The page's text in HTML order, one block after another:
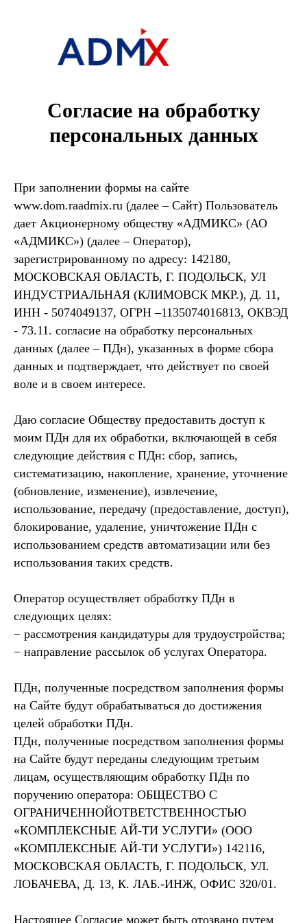
Согласие на обработку
персональных данных
При заполнении формы на сайте
www.dom.raadmix.ru (далее – Сайт) Пользователь
дает Акционерному обществу «АДМИКС» (АО
«АДМИКС») (далее – Оператор),
зарегистрированному по адресу: 142180,
МОСКОВСКАЯ ОБЛАСТЬ, Г. ПОДОЛЬСК, УЛ
ИНДУСТРИАЛЬНАЯ (КЛИМОВСК МКР.), Д. 11,
ИНН - 5074049137, ОГРН –1135074016813, ОКВЭД
- 73.11. согласие на обработку персональных
данных (далее – ПДн), указанных в форме сбора
данных и подтверждает, что действует по своей
воле и в своем интересе.
Даю согласие Обществу предоставить доступ к
моим ПДн для их обработки, включающей в себя
следующие действия с ПДн: сбор, запись,
систематизацию, накопление, хранение, уточнение
(обновление, изменение), извлечение,
использование, передачу (предоставление, доступ),
блокирование, удаление, уничтожение ПДн с
использованием средств автоматизации или без
использования таких средств.
Оператор осуществляет обработку ПДн в
следующих целях:
− рассмотрения кандидатуры для трудоустройства;
− направление рассылок об услугах Оператора.
ПДн, полученные посредством заполнения формы
на Сайте будут обрабатываться до достижения
целей обработки ПДн.
ПДн, полученные посредством заполнения формы
на Сайте будут переданы следующим третьим
лицам, осуществляющим обработку ПДн по
поручению оператора: ОБЩЕСТВО С
ОГРАНИЧЕННОЙОТВЕТСТВЕННОСТЬЮ
«КОМПЛЕКСНЫЕ АЙ-ТИ УСЛУГИ» (ООО
«КОМПЛЕКСНЫЕ АЙ-ТИ УСЛУГИ») 142116,
МОСКОВСКАЯ ОБЛАСТЬ, Г. ПОДОЛЬСК, УЛ.
ЛОБАЧЕВА, Д. 13, К. ЛАБ.-ИНЖ, ОФИС 320/01.
Настоящее Согласие может быть отозвано путем